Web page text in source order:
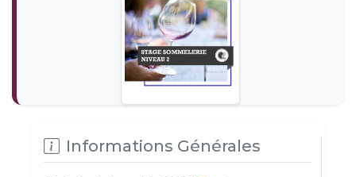
Informations Générales